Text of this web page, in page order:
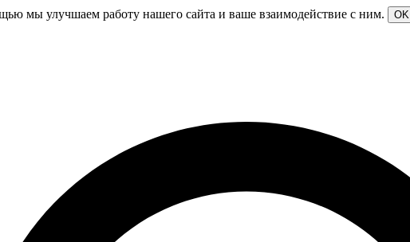
мы улучшаем работу нашего сайта и ваше взаимодействие с ним. OK